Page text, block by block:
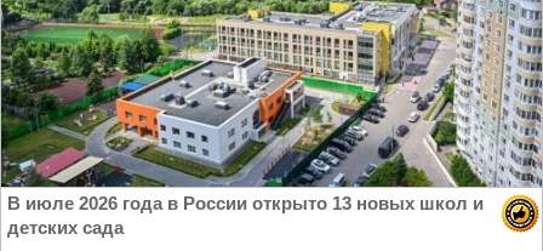
В июле 2026 года в России открыто 13 новых школ и
детских сада